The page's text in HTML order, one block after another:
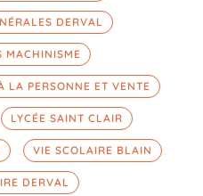
DERVAL
MACHINISME
LA PERSONNE ET VENTE
LYCÉE SAINT CLAIR
VIE SCOLAIRE BLAIN
DERVAL